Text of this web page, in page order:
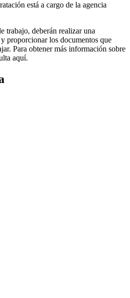
está a cargo de la agencia
trabajo, deberán realizar una
proporcionar los documentos que
Para obtener más información sobre
aquí.